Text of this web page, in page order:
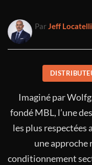
ParJeff Locatelli
Imaginé par
fondé MBL, l’une
les plus
une
conditionnement